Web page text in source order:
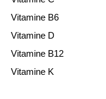
Vitamine B6
Vitamine D
Vitamine B12
Vitamine K